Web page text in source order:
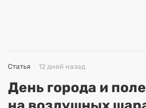
Статья 12 дней назад
День города и